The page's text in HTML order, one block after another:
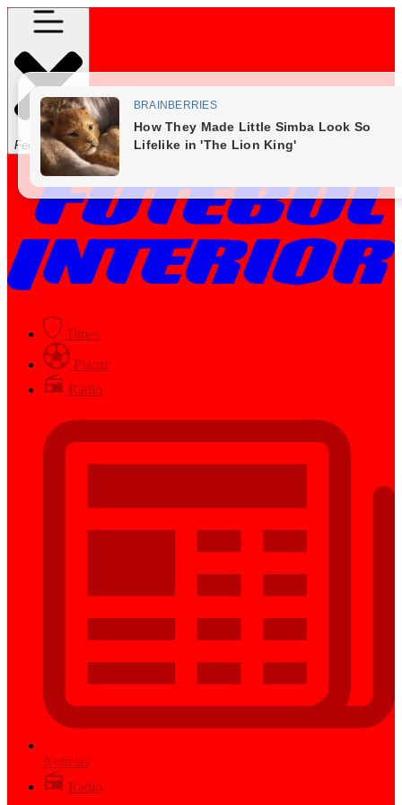
Fechar Menu
Times
Placar
Rádio
Notícias
Rádio